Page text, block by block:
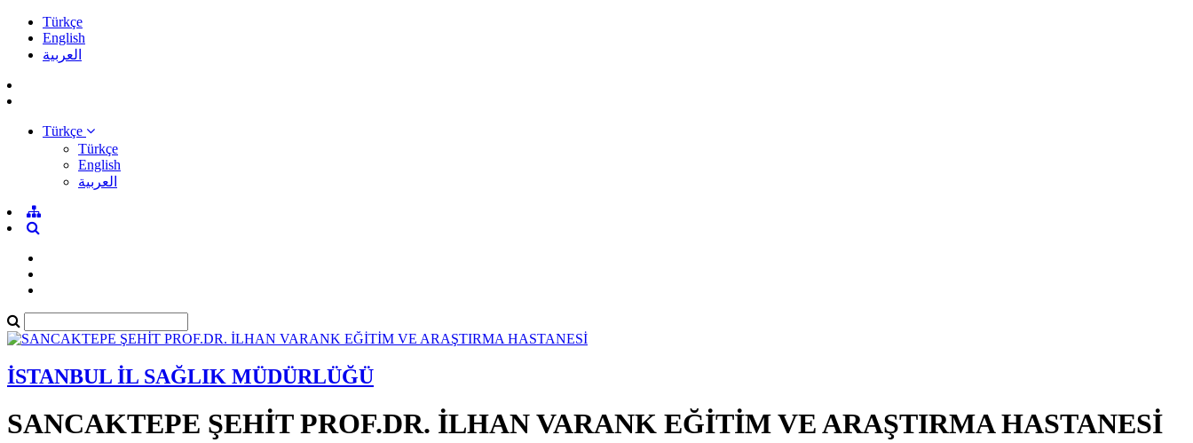
Türkçe
English
العربية
Türkçe
Türkçe
English
العربية
İSTANBUL İL SAĞLIK MÜDÜRLÜĞÜ
SANCAKTEPE ŞEHİT PROF.DR. İLHAN VARANK EĞİTİM VE ARAŞTIRMA HASTANESİ